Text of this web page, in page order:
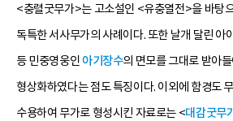
<충렬굿무가>는 고소설인 <유충열전>을 바탕
독특한 서사무가의 사례이다. 또한 날개 달린 아
등 민중영웅인아기장수의 면모를 그대로 받아
형상화하였다는 점도 특징이다. 이외에 함경도
수용하여 무가로 형성시킨 자료로는 <대감굿무